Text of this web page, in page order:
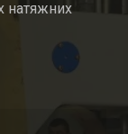
натяжних